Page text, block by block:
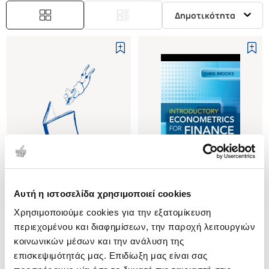
Αυτή η ιστοσελίδα χρησιμοποιεί cookies
Χρησιμοποιούμε cookies για την εξατομίκευση
περιεχομένου και διαφημίσεων, την παροχή λειτουργιών
κοινωνικών μέσων και την ανάλυση της
επισκεψιμότητάς μας. Επιδίωξη μας είναι σας
Δημοτικότητα
(0)
(P/B) THE GOTHIC REVIVAL
BROOKS CHRIS
Κωδ. Πολιτείας:3467-0077
(P/B) INTRODUCTORY
ECONOMETRICS FOR FINANCE
BROOKS CHRIS
Κωδ. Πολιτείας:3933-2725